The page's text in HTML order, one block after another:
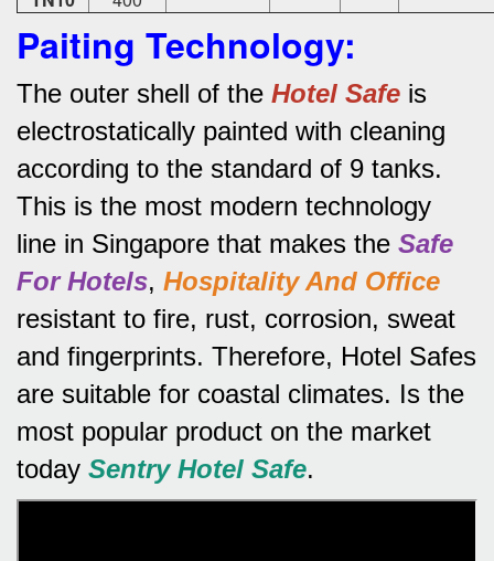
Paiting Technology:
The outer shell of the Hotel Safe is
electrostatically painted with cleaning
according to the standard of 9 tanks.
This is the most modern technology
line in Singapore that makes the Safe
For Hotels, Hospitality And Office
resistant to fire, rust, corrosion, sweat
and fingerprints. Therefore, Hotel Safes
are suitable for coastal climates. Is the
most popular product on the market
today Sentry Hotel Safe.